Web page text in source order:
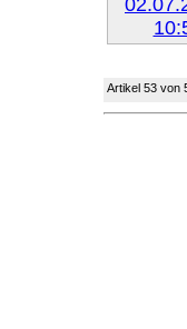
Artikel 53 von